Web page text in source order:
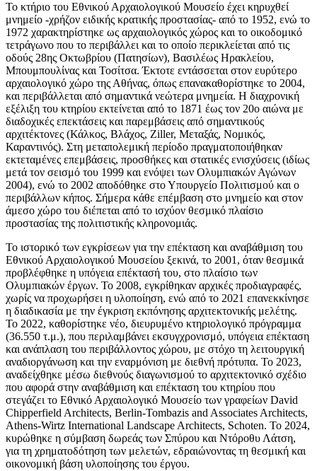
Το κτήριο του Εθνικού Αρχαιολογικού Μουσείο έχει κηρυχθεί
μνημείο -χρήζον ειδικής κρατικής προστασίας- από το 1952, ενώ το
1972 χαρακτηρίστηκε ως αρχαιολογικός χώρος και το οικοδομικό
τετράγωνο που το περιβάλλει και το οποίο περικλείεται από τις
οδούς 28ης Οκτωβρίου (Πατησίων), Βασιλέως Ηρακλείου,
Μπουμπουλίνας και Τοσίτσα. Έκτοτε εντάσσεται στον ευρύτερο
αρχαιολογικό χώρο της Αθήνας, όπως επανακαθορίστηκε το 2004,
και περιβάλλεται από σημαντικά νεώτερα μνημεία. Η διαχρονική
εξέλιξη του κτηρίου εκτείνεται από το 1871 έως τον 20ο αιώνα με
διαδοχικές επεκτάσεις και παρεμβάσεις από σημαντικούς
αρχιτέκτονες (Κάλκος, Βλάχος, Ziller, Μεταξάς, Νομικός,
Καραντινός). Στη μεταπολεμική περίοδο πραγματοποιήθηκαν
εκτεταμένες επεμβάσεις, προσθήκες και στατικές ενισχύσεις (ιδίως
μετά τον σεισμό του 1999 και ενόψει των Ολυμπιακών Αγώνων
2004), ενώ το 2002 αποδόθηκε στο Υπουργείο Πολιτισμού και ο
περιβάλλων κήπος. Σήμερα κάθε επέμβαση στο μνημείο και στον
άμεσο χώρο του διέπεται από το ισχύον θεσμικό πλαίσιο
προστασίας της πολιτιστικής κληρονομιάς.
Το ιστορικό των εγκρίσεων για την επέκταση και αναβάθμιση του
Εθνικού Αρχαιολογικού Μουσείου ξεκινά, το 2001, όταν θεσμικά
προβλέφθηκε η υπόγεια επέκτασή του, στο πλαίσιο των
Ολυμπιακών έργων. Το 2008, εγκρίθηκαν αρχικές προδιαγραφές,
χωρίς να προχωρήσει η υλοποίηση, ενώ από το 2021 επανεκκίνησε
η διαδικασία με την έγκριση εκπόνησης αρχιτεκτονικής μελέτης.
Το 2022, καθορίστηκε νέο, διευρυμένο κτηριολογικό πρόγραμμα
(36.550 τ.μ.), που περιλαμβάνει εκσυγχρονισμό, υπόγεια επέκταση
και ανάπλαση του περιβάλλοντος χώρου, με στόχο τη λειτουργική
αναδιοργάνωση και την εναρμόνιση με διεθνή πρότυπα. Το 2023,
αναδείχθηκε μέσω διεθνούς διαγωνισμού το αρχιτεκτονικό σχέδιο
που αφορά στην αναβάθμιση και επέκταση του κτηρίου που
στεγάζει το Εθνικό Αρχαιολογικό Μουσείο των γραφείων David
Chipperfield Architects, Berlin-Tombazis and Associates Architects,
Athens-Wirtz International Landscape Architects, Schoten. Το 2024,
κυρώθηκε η σύμβαση δωρεάς των Σπύρου και Ντόροθυ Λάτση,
για τη χρηματοδότηση των μελετών, εδραιώνοντας τη θεσμική και
οικονομική βάση υλοποίησης του έργου.